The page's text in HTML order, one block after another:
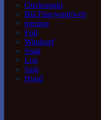
Om/kontakt
Blå Flag/wind/web
træning
Foil
Windsurf
Snak
Log
Salg
Hund